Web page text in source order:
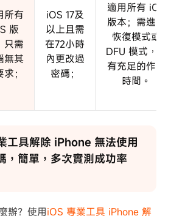
所有
版
只需
無其
；
iOS 17及
以上且需
在72小時
內更改過
密碼；
適用所有 iOS
版本；需進入
恢復模式或
DFU 模式，需
有充足的作業
時間。
工具解除 iPhone 無法使用
，簡單，多次實測成功率
辦？使用iOS 專業工具 iPhone 解